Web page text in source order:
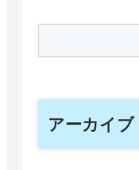
アーカイブ